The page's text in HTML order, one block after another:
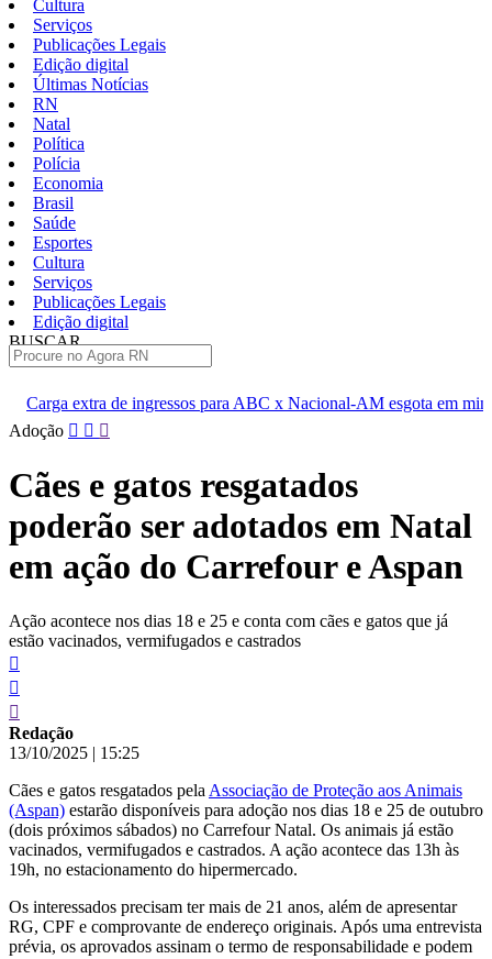
Cultura
Serviços
Publicações Legais
Edição digital
Últimas Notícias
RN
Natal
Política
Polícia
Economia
Brasil
Saúde
Esportes
Cultura
Serviços
Publicações Legais
Edição digital
BUSCAR
para ABC x Nacional-AM esgota em minutos
Cúpula do
Pular
conteúdo
Adoção
Cães e gatos resgatados
poderão ser adotados em Natal
em ação do Carrefour e Aspan
Ação acontece nos dias 18 e 25 e conta com cães e gatos que já
estão vacinados, vermifugados e castrados
Redação
13/10/2025 | 15:25
Cães e gatos resgatados pela Associação de Proteção aos Animais
(Aspan) estarão disponíveis para adoção nos dias 18 e 25 de outubro
(dois próximos sábados) no Carrefour Natal. Os animais já estão
vacinados, vermifugados e castrados. A ação acontece das 13h às
19h, no estacionamento do hipermercado.
Os interessados precisam ter mais de 21 anos, além de apresentar
RG, CPF e comprovante de endereço originais. Após uma entrevista
prévia, os aprovados assinam o termo de responsabilidade e podem